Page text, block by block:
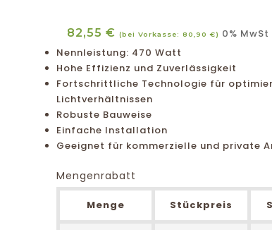
82,55 € (bei Vorkasse: 80,90 €) 0%
Nennleistung: 470 Watt
Hohe Effizienz und Zuverlässigkeit
Fortschrittliche Technologie für
Lichtverhältnissen
Robuste Bauweise
Einfache Installation
Geeignet für kommerzielle und private
Mengenrabatt
Menge Stückpreis